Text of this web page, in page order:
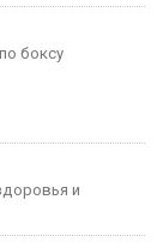
боксу
и